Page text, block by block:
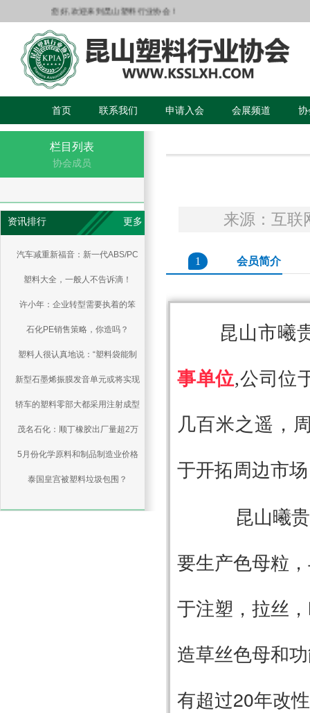
您好,欢迎来到昆山塑料行业协会！
首页 联系我们 申请入会 会展频道 协
栏目列表
协会成员
资讯排行 更多
汽车减重新福音：新一代ABS/PC
共混物
塑料大全，一般人不告诉滴！
许小年：企业转型需要执着的笨
人，不需要聪明人
石化PE销售策略，你造吗？
塑料人很认真地说：“塑料袋能制
成大米”是谣言！
新型石墨烯振膜发音单元或将实现
量产
轿车的塑料零部大都采用注射成型
茂名石化：顺丁橡胶出厂量超2万
吨
5月份化学原料和制品制造业价格
同比涨13.6%，环比涨0.6%
泰国皇宫被塑料垃圾包围？
来源：互联
1 会员简介
昆山市曦
事单位,公司位
几百米之遥，
于开拓周边市
昆山曦贵
要生产色母粒
于注塑，拉丝
造草丝色母和
有超过20年改